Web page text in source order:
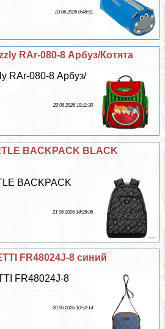
23 06 2026 0:48:51
RAr-080-8 Арбуз/Котята
RAr-080-8 Арбуз/
22 06 2026 19:11:30
BACKPACK BLACK
BACKPACK
21 06 2026 14:25:36
FR48024J-8 синий
FR48024J-8
20 06 2026 10:52:14